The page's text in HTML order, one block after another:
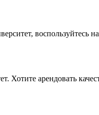
Хотите арендовать